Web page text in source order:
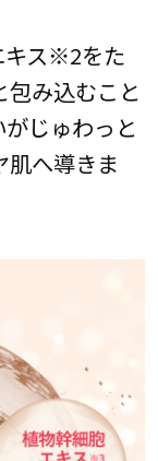
キス※2をた
み込むこと
じゅわっと
肌へ導きま